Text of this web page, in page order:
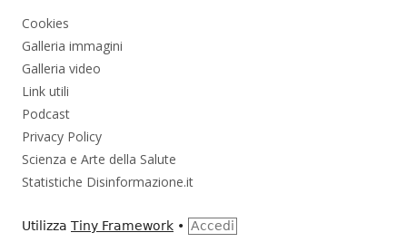
Cookies
Galleria immagini
Galleria video
Link utili
Podcast
Privacy Policy
Scienza e Arte della Salute
Statistiche Disinformazione.it
Utilizza Tiny Framework • Accedi